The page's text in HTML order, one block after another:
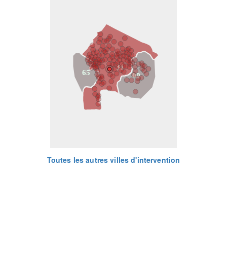
31
09
65
Toutes les autres villes d'intervention